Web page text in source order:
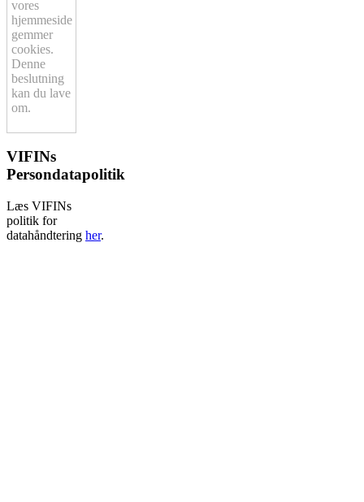
vores
hjemmeside
gemmer
cookies.
Denne
beslutning
kan du lave
om.
VIFINs
Persondatapolitik
Læs VIFINs
politik for
datahåndtering her.